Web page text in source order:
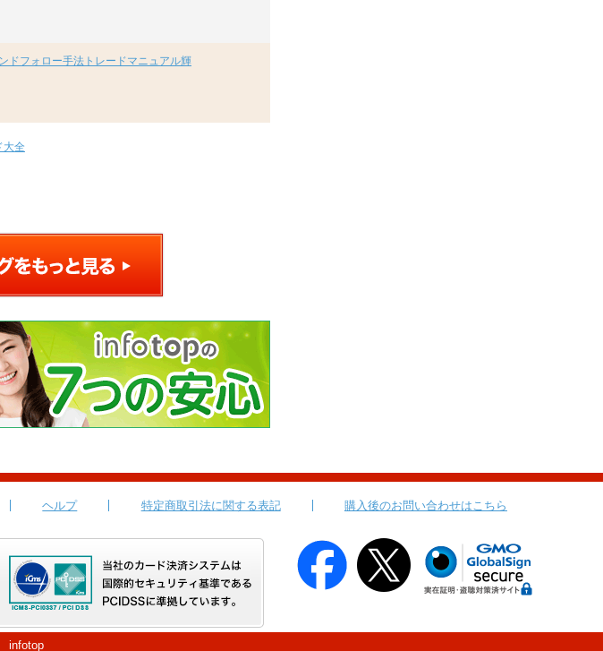
ドフォロー手法トレードマニュアル輝
大全
ヘルプ 特定商取引法に関する表記 購入後のお問い合わせはこちら
infotop